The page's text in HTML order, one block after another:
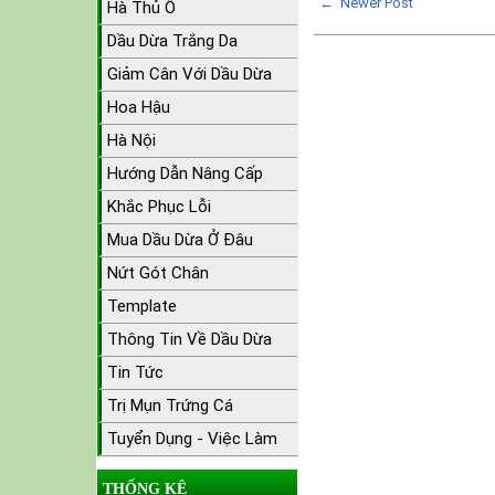
Hà Thủ Ô
Dầu Dừa Trắng Da
Giảm Cân Với Dầu Dừa
Hoa Hậu
Hà Nội
Hướng Dẫn Nâng Cấp
Khắc Phục Lỗi
Mua Dầu Dừa Ở Đâu
Nứt Gót Chân
Template
Thông Tin Về Dầu Dừa
Tin Tức
Trị Mụn Trứng Cá
Tuyển Dụng - Việc Làm
THỐNG KÊ